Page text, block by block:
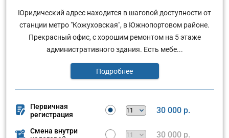
Юридический адрес находится в шаговой доступности от
станции метро "Кожуховская", в Южнопортовом районе.
Прекрасный офис, с хорошим ремонтом на 5 этаже
административного здания. Есть мебе...
Подробнее
Первичная
регистрация
30 000 р.
Смена внутри
30 000 р.